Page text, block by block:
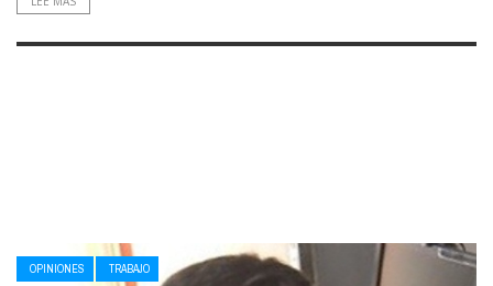
OPINIONES TRABAJO